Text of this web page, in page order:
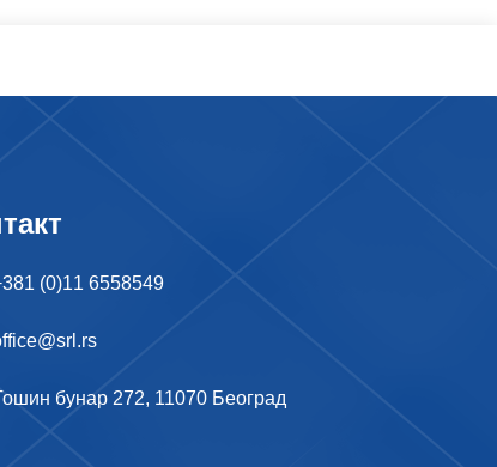
(0)11 6558549
бунар 272, 11070 Београд